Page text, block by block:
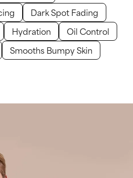
Dark Spot Fading
Hydration
Oil Control
Smooths Bumpy Skin